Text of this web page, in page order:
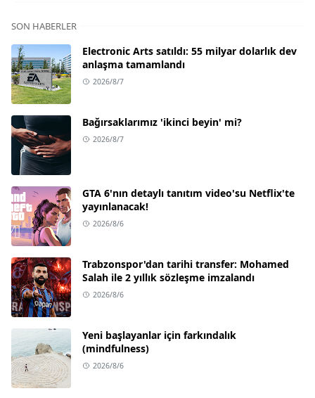
SON HABERLER
Electronic Arts satıldı: 55 milyar dolarlık dev
anlaşma tamamlandı
2026/8/7
Bağırsaklarımız 'ikinci beyin' mi?
2026/8/7
GTA 6'nın detaylı tanıtım video'su Netflix'te
yayınlanacak!
2026/8/6
Trabzonspor'dan tarihi transfer: Mohamed
Salah ile 2 yıllık sözleşme imzalandı
2026/8/6
Yeni başlayanlar için farkındalık
(mindfulness)
2026/8/6